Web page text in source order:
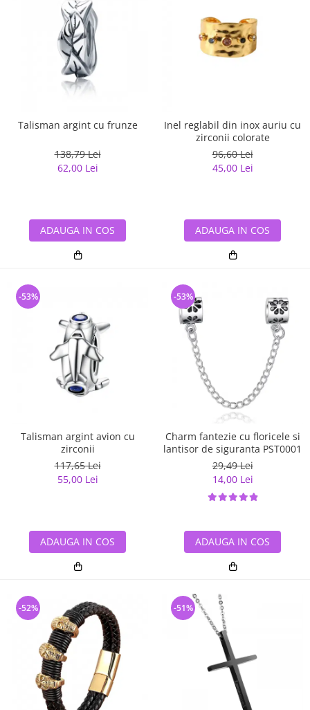
Talisman argint cu frunze
138,79 Lei
62,00 Lei
ADAUGA IN COS
Inel reglabil din inox auriu cu
zirconii colorate
96,60 Lei
45,00 Lei
ADAUGA IN COS
Talisman argint avion cu
zirconii
117,65 Lei
55,00 Lei
-53%
ADAUGA IN COS
Charm fantezie cu floricele si
lantisor de siguranta PST0001
29,49 Lei
14,00 Lei
-53%
ADAUGA IN COS
-52% -51%